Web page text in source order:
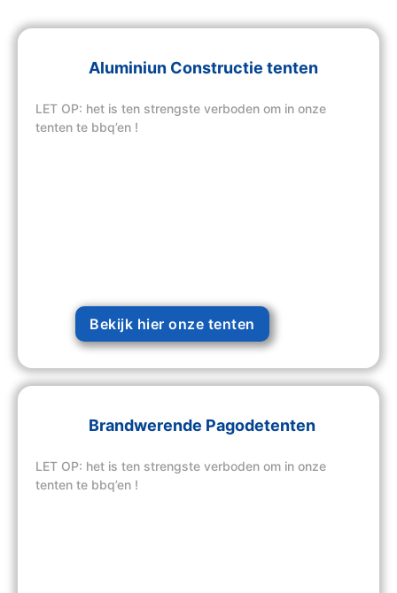
Aluminiun Constructie tenten
LET OP: het is ten strengste verboden om in onze
tenten te bbq’en !
Bekijk hier onze tenten
Brandwerende Pagodetenten
LET OP: het is ten strengste verboden om in onze
tenten te bbq’en !